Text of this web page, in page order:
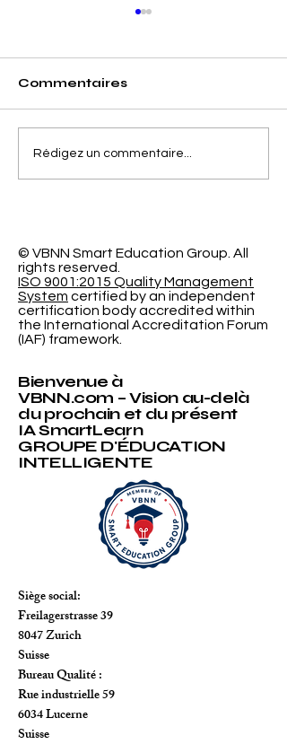
Séparer la Précision
de l'Erreur de
Commentaires
Rédigez un commentaire...
© VBNN Smart Education Group. All
rights reserved.
ISO 9001:2015 Quality Management
System certified by an independent
certification body accredited within
the International Accreditation Forum
(IAF) framework.
Bienvenue à
VBNN.com – Vision au-delà
du prochain et du présent
IA SmartLearn
GROUPE D'ÉDUCATION
INTELLIGENTE
Siège social:
Freilagerstrasse 39
8047 Zurich
Suisse
Bureau Qualité :
Rue industrielle 59
6034 Lucerne
Suisse